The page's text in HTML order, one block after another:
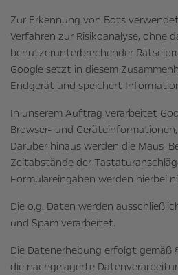
Zur Erkennung von Bots
Verfahren zur Risikoanalyse, ohne
benutzerunterbrechender
Google setzt in diesem
Endgerät und speichert
In unserem Auftrag verarbeitet
Browser- und Geräteinformationen,
Darüber hinaus werden die Maus-
Zeitabstände der
Formulareingaben werden hierbei
Die o.g. Daten werden
und Spam verarbeitet.
Die Datenerhebung erfolgt gemäß §
die nachgelagerte